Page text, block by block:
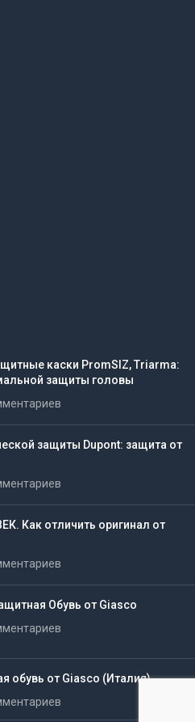
каски PromSIZ, Triarma:
защиты головы
защиты Dupont: защита от
Как отличить оригинал от
Обувь от Giasco
обувь от Giasco (Италия)